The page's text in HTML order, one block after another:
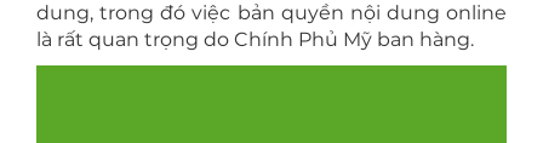
dung, trong đó việc bản quyền nội dung online
là rất quan trọng do Chính Phủ Mỹ ban hàng.